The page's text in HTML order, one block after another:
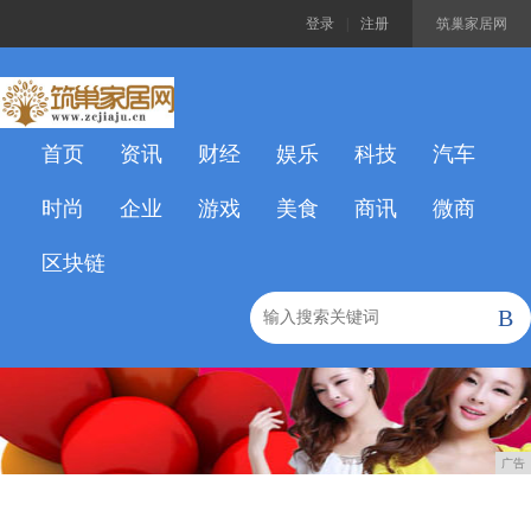
筑巢家居网
登录 注册
首页 资讯 财经 娱乐 科技 汽车
时尚 企业 游戏 美食 商讯 微商
区块链
B
广告